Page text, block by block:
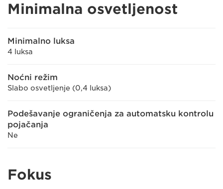
Minimalna osvetljenost
Minimalno luksa
4 luksa
Noćni režim
Slabo osvetljenje (0,4 luksa)
Podešavanje ograničenja za automatsku kontrolu
pojačanja
Ne
Fokus